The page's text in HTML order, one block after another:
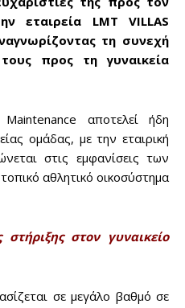
εταιρεία LMT VILLAS
τη συνεχή
προς τη γυναικεία
αποτελεί ήδη
ομάδας, με την εταιρική
στις εμφανίσεις των
αθλητικό οικοσύστημα
στον γυναικείο
σε μεγάλο βαθμό σε